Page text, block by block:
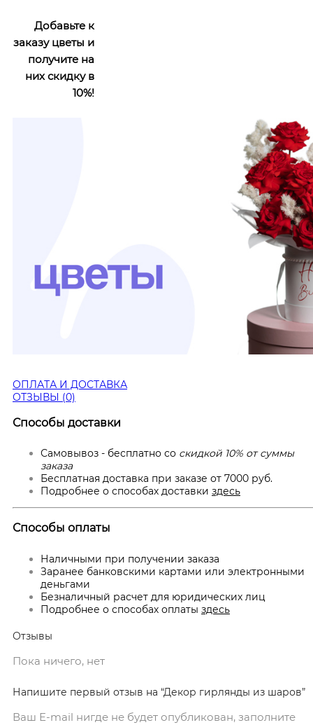
Добавьте к
заказу цветы и
получите на
них скидку в
10%!
ОПЛАТА И ДОСТАВКА
ОТЗЫВЫ (0)
Способы доставки
Самовывоз - бесплатно со скидкой 10% от суммы
заказа
Бесплатная доставка при заказе от 7000 руб.
Подробнее о способах доставки здесь
Способы оплаты
Наличными при получении заказа
Заранее банковскими картами или электронными
деньгами
Безналичный расчет для юридических лиц
Подробнее о способах оплаты здесь
Отзывы
Пока ничего, нет
Напишите первый отзыв на “Декор гирлянды из шаров”
Ваш E-mail нигде не будет опубликован, заполните